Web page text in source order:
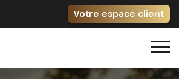
Votre espace client